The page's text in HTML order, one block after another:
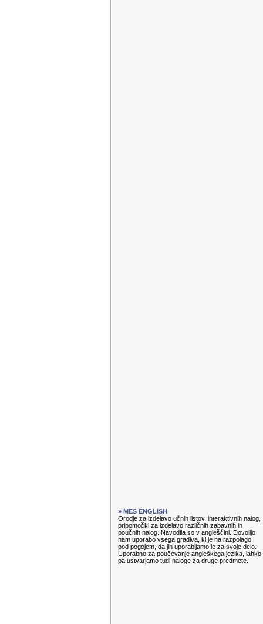
» MES ENGLISH
Orodje za izdelavo učnih listov, interaktivnih nalog,
pripomočki za izdelavo različnih zabavnih in
poučnih nalog. Navodila so v angleščini. Dovolijo
nam uporabo vsega gradiva, ki je na razpolago
pod pogojem, da jih uporabljamo le za svoje delo.
Uporabno za poučevanje angleškega jezika, lahko
pa ustvarjamo tudi naloge za druge predmete.